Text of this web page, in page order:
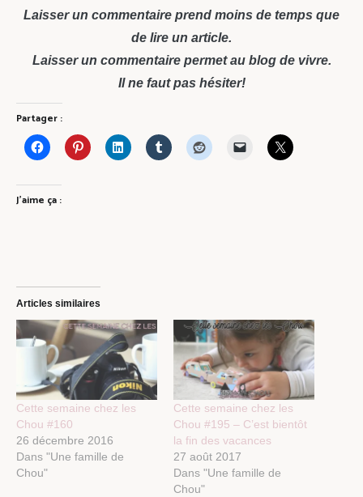
Laisser un commentaire prend moins de temps que
de lire un article.
Laisser un commentaire permet au blog de vivre.
Il ne faut pas hésiter!
Partager :
J’aime ça :
Articles similaires
Cette semaine chez les
Chou #160
26 décembre 2016
Dans "Une famille de
Chou"
Cette semaine chez les
Chou #195 – C’est bientôt
la fin des vacances
27 août 2017
Dans "Une famille de
Chou"